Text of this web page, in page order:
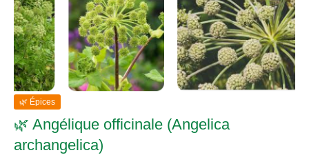
🌿 Épices
🌿 Angélique officinale (Angelica
archangelica)